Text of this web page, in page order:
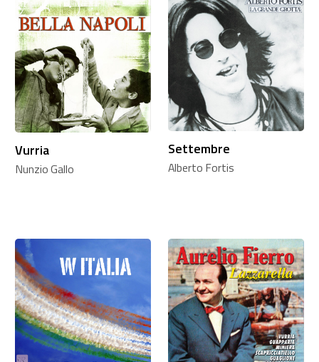
Vurria
Nunzio Gallo
Settembre
Alberto Fortis